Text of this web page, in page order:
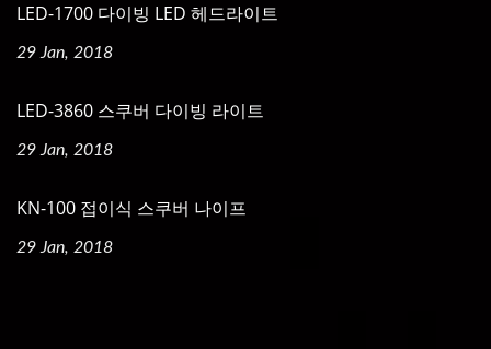
LED-1700 다이빙 LED 헤드라이트
29 Jan, 2018
LED-3860 스쿠버 다이빙 라이트
29 Jan, 2018
KN-100 접이식 스쿠버 나이프
29 Jan, 2018